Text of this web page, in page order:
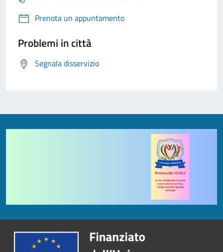
Prenota un appuntamento
Problemi in città
Segnala disservizio